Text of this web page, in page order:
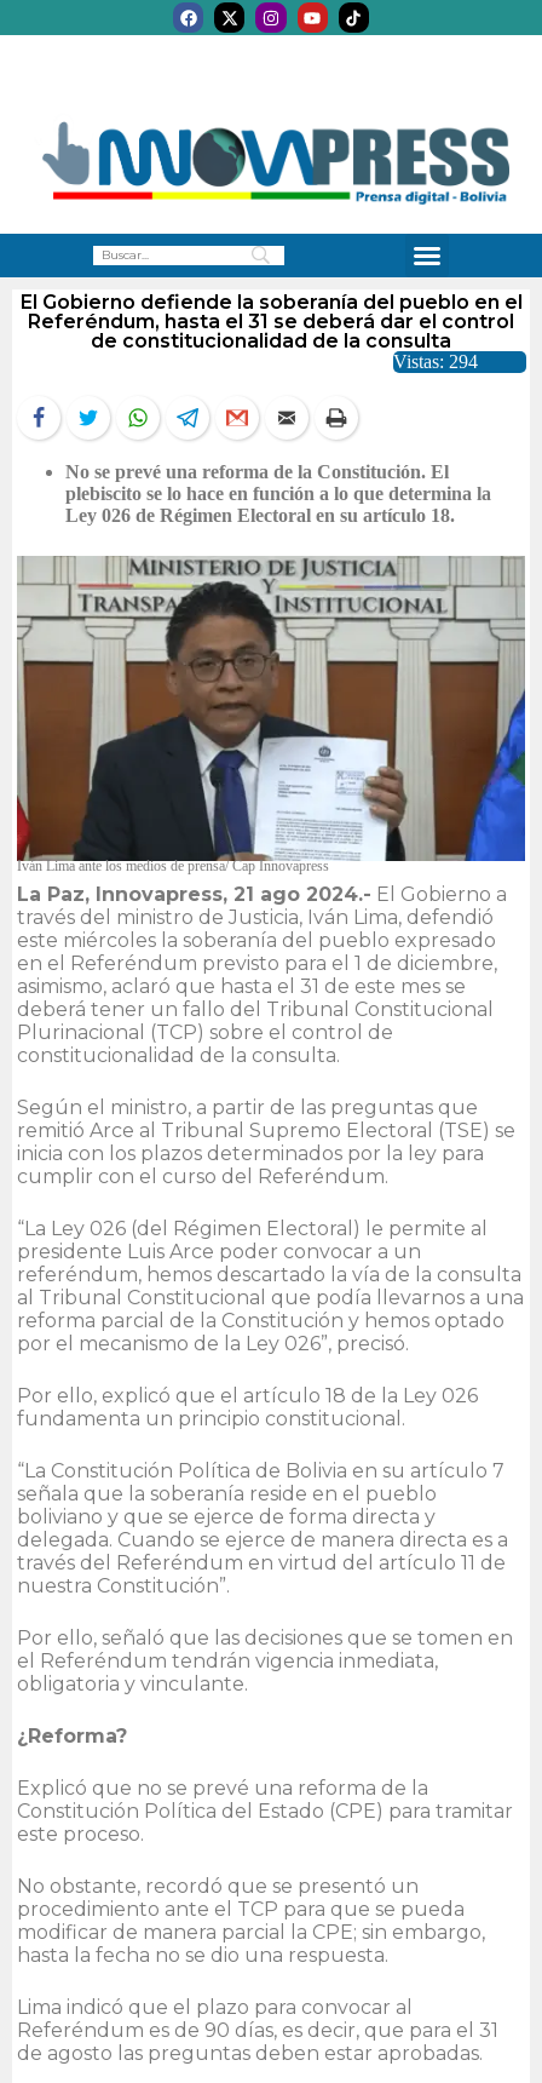
El Gobierno defiende la soberanía del pueblo en el
Referéndum, hasta el 31 se deberá dar el control
de constitucionalidad de la consulta
Vistas: 294
No se prevé una reforma de la Constitución. El
plebiscito se lo hace en función a lo que determina la
Ley 026 de Régimen Electoral en su artículo 18.
Iván Lima ante los medios de prensa/ Cap Innovapress
La Paz, Innovapress, 21 ago 2024.- El Gobierno a
través del ministro de Justicia, Iván Lima, defendió
este miércoles la soberanía del pueblo expresado
en el Referéndum previsto para el 1 de diciembre,
asimismo, aclaró que hasta el 31 de este mes se
deberá tener un fallo del Tribunal Constitucional
Plurinacional (TCP) sobre el control de
constitucionalidad de la consulta.
Según el ministro, a partir de las preguntas que
remitió Arce al Tribunal Supremo Electoral (TSE) se
inicia con los plazos determinados por la ley para
cumplir con el curso del Referéndum.
“La Ley 026 (del Régimen Electoral) le permite al
presidente Luis Arce poder convocar a un
referéndum, hemos descartado la vía de la consulta
al Tribunal Constitucional que podía llevarnos a una
reforma parcial de la Constitución y hemos optado
por el mecanismo de la Ley 026”, precisó.
Por ello, explicó que el artículo 18 de la Ley 026
fundamenta un principio constitucional.
“La Constitución Política de Bolivia en su artículo 7
señala que la soberanía reside en el pueblo
boliviano y que se ejerce de forma directa y
delegada. Cuando se ejerce de manera directa es a
través del Referéndum en virtud del artículo 11 de
nuestra Constitución”.
Por ello, señaló que las decisiones que se tomen en
el Referéndum tendrán vigencia inmediata,
obligatoria y vinculante.
¿Reforma?
Explicó que no se prevé una reforma de la
Constitución Política del Estado (CPE) para tramitar
este proceso.
No obstante, recordó que se presentó un
procedimiento ante el TCP para que se pueda
modificar de manera parcial la CPE; sin embargo,
hasta la fecha no se dio una respuesta.
Lima indicó que el plazo para convocar al
Referéndum es de 90 días, es decir, que para el 31
de agosto las preguntas deben estar aprobadas.